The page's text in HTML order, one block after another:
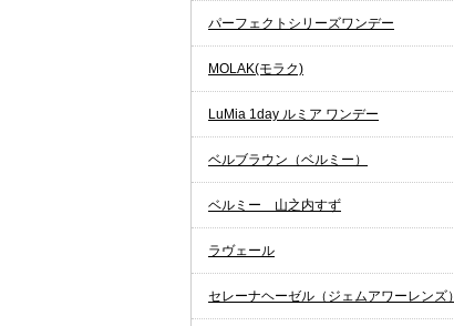
パーフェクトシリーズワンデー
MOLAK(モラク)
LuMia 1day ルミア ワンデー
ベルブラウン（ベルミー）
ベルミー 山之内すず
ラヴェール
セレーナヘーゼル（ジェムアワーレンズ）